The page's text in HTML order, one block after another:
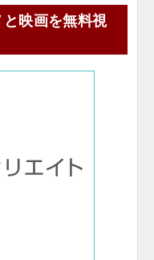
と映画を無料視